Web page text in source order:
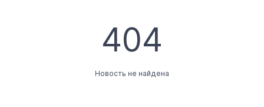
404
Новость не найдена